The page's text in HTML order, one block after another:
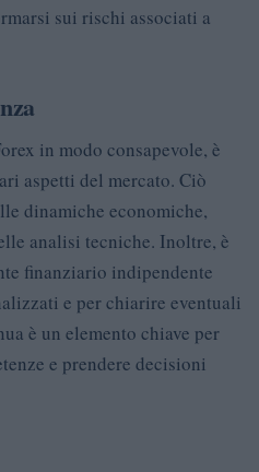
sui rischi associati a
in modo consapevole, è
aspetti del mercato. Ciò
dinamiche economiche,
analisi tecniche. Inoltre, è
finanziario indipendente
e per chiarire eventuali
è un elemento chiave per
e prendere decisioni